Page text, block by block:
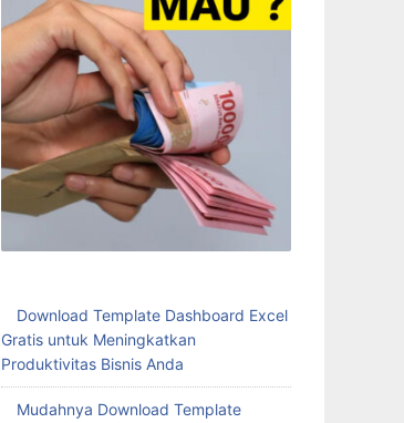
Download Template Dashboard Excel
Gratis untuk Meningkatkan
Produktivitas Bisnis Anda
Mudahnya Download Template